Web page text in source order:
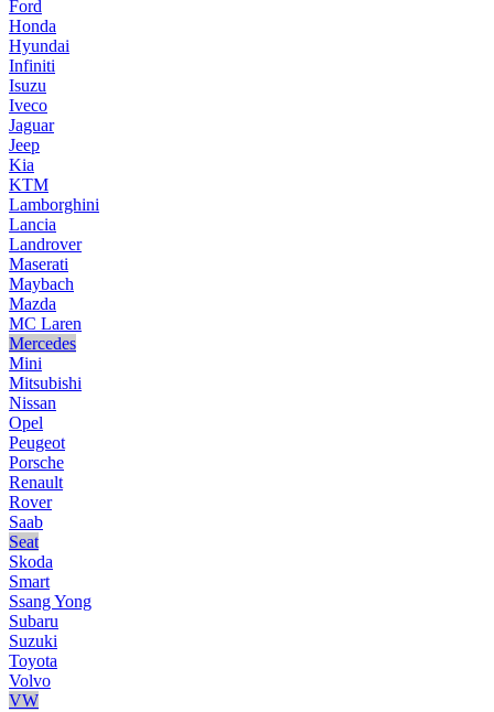
Ford
Honda
Hyundai
Infiniti
Isuzu
Iveco
Jaguar
Jeep
Kia
KTM
Lamborghini
Lancia
Landrover
Maserati
Maybach
Mazda
MC Laren
Mercedes
Mini
Mitsubishi
Nissan
Opel
Peugeot
Porsche
Renault
Rover
Saab
Seat
Skoda
Smart
Ssang Yong
Subaru
Suzuki
Toyota
Volvo
VW